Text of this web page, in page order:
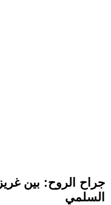
جراح الروح: بين
السلمي